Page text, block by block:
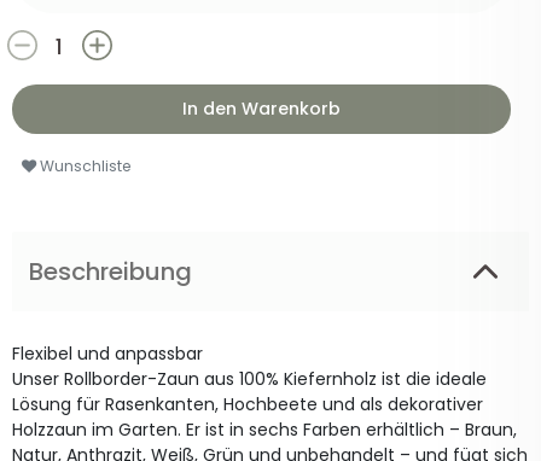
In den Warenkorb
Wunschliste
Beschreibung
Flexibel und anpassbar
Unser Rollborder-Zaun aus 100% Kiefernholz ist die ideale
Lösung für Rasenkanten, Hochbeete und als dekorativer
Holzzaun im Garten. Er ist in sechs Farben erhältlich – Braun,
Natur, Anthrazit, Weiß, Grün und unbehandelt – und fügt sich